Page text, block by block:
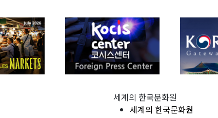
세계의 한국문화원
세계의 한국문화원